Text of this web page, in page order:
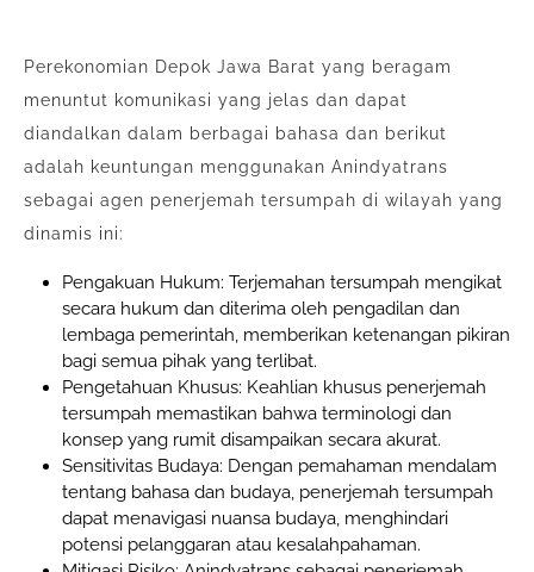
Perekonomian Depok Jawa Barat yang beragam
menuntut komunikasi yang jelas dan dapat
diandalkan dalam berbagai bahasa dan berikut
adalah keuntungan menggunakan Anindyatrans
sebagai agen penerjemah tersumpah di wilayah yang
dinamis ini:
Pengakuan Hukum: Terjemahan tersumpah mengikat
secara hukum dan diterima oleh pengadilan dan
lembaga pemerintah, memberikan ketenangan pikiran
bagi semua pihak yang terlibat.
Pengetahuan Khusus: Keahlian khusus penerjemah
tersumpah memastikan bahwa terminologi dan
konsep yang rumit disampaikan secara akurat.
Sensitivitas Budaya: Dengan pemahaman mendalam
tentang bahasa dan budaya, penerjemah tersumpah
dapat menavigasi nuansa budaya, menghindari
potensi pelanggaran atau kesalahpahaman.